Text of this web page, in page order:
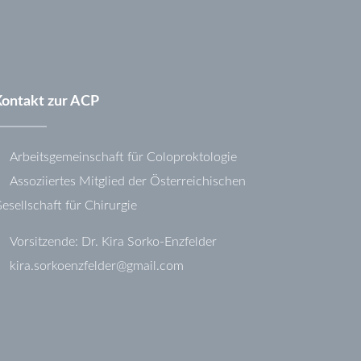
zurACP
Arbeitsgemeinschaft für Coloproktologie
Assoziiertes Mitglied der Österreichischen
für Chirurgie
Vorsitzende: Dr. Kira Sorko-Enzfelder
kira.sorkoenzfelder@gmail.com